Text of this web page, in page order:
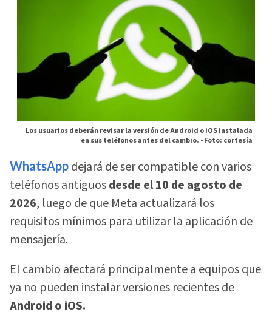
Los usuarios deberán revisar la versión de Android o iOS instalada
en sus teléfonos antes del cambio. -Foto: cortesía
WhatsApp dejará de ser compatible con varios
teléfonos antiguosdesde el 10 de agosto de
2026, luego de que Meta actualizará los
requisitos mínimos para utilizar la aplicación de
mensajería.
El cambio afectará principalmente a equipos que
ya no pueden instalar versiones recientes de
Android o iOS.